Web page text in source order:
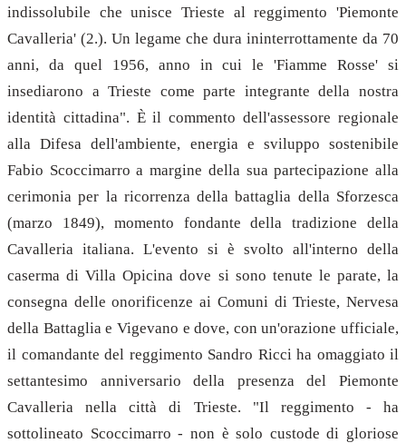
indissolubile che unisce Trieste al reggimento 'Piemonte
Cavalleria' (2.). Un legame che dura ininterrottamente da 70
anni, da quel 1956, anno in cui le 'Fiamme Rosse' si
insediarono a Trieste come parte integrante della nostra
identità cittadina". È il commento dell'assessore regionale
alla Difesa dell'ambiente, energia e sviluppo sostenibile
Fabio Scoccimarro a margine della sua partecipazione alla
cerimonia per la ricorrenza della battaglia della Sforzesca
(marzo 1849), momento fondante della tradizione della
Cavalleria italiana. L'evento si è svolto all'interno della
caserma di Villa Opicina dove si sono tenute le parate, la
consegna delle onorificenze ai Comuni di Trieste, Nervesa
della Battaglia e Vigevano e dove, con un'orazione ufficiale,
il comandante del reggimento Sandro Ricci ha omaggiato il
settantesimo anniversario della presenza del Piemonte
Cavalleria nella città di Trieste. "Il reggimento - ha
sottolineato Scoccimarro - non è solo custode di gloriose